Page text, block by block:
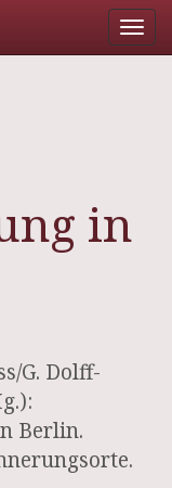
in
G. Dolff-
Berlin.